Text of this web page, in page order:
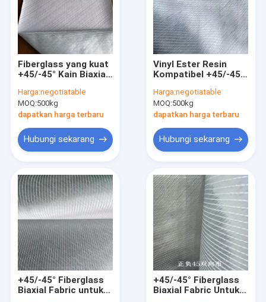
Kain Biaxial Fiberglass
Kain Multi Axial
Permukaan Fiberglass Mat
Tikar Inti Fiberglass
Keliling Anyaman Fiberglass
Kain jaring poliester
Film Poliester
Profil Pultruded FRP
Kisi Cetakan FRP
Fiberglass yang kuat
+45/-45° Kain Biaxial
Out Resin dengan
kain poliester
Harga:negotiatable
MOQ:500kg
dapatkan harga terbaru
Hubungi sekarang
Vinyl Ester Resin
Kompatibel +45/-45°
Fabric untuk
penguatan FRP
Harga:negotiatable
MOQ:500kg
dapatkan harga terbaru
Hubungi sekarang
+45/-45° Fiberglass
Biaxial Fabric untuk
+45/-45° Fiberglass
Biaxial Fabric Untuk